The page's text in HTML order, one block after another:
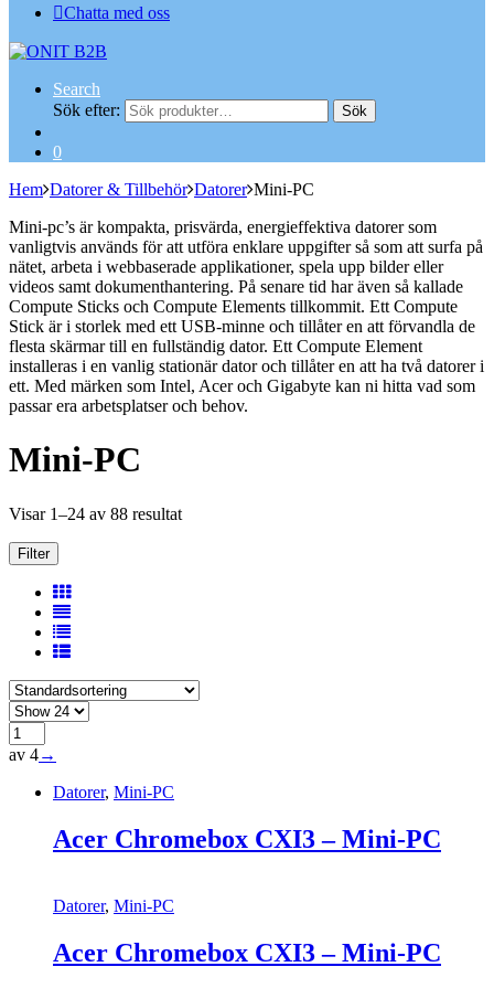
Chatta med oss
Search
Sök efter:
Sök
0
Hem Datorer & Tillbehör Datorer Mini-PC
Mini-pc’s är kompakta, prisvärda, energieffektiva datorer som
vanligtvis används för att utföra enklare uppgifter så som att surfa på
nätet, arbeta i webbaserade applikationer, spela upp bilder eller
videos samt dokumenthantering. På senare tid har även så kallade
Compute Sticks och Compute Elements tillkommit. Ett Compute
Stick är i storlek med ett USB-minne och tillåter en att förvandla de
flesta skärmar till en fullständig dator. Ett Compute Element
installeras i en vanlig stationär dator och tillåter en att ha två datorer i
ett. Med märken som Intel, Acer och Gigabyte kan ni hitta vad som
passar era arbetsplatser och behov.
Mini-PC
Visar 1–24 av 88 resultat
Filter
av 4→
Datorer, Mini-PC
Acer Chromebox CXI3 – Mini-PC
Datorer, Mini-PC
Acer Chromebox CXI3 – Mini-PC